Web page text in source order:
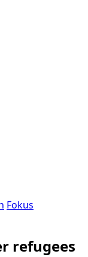
Fokus
refugees